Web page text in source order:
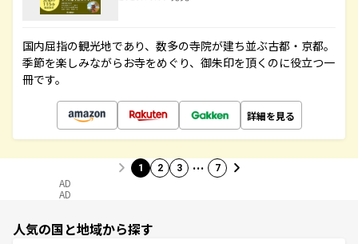
国内屈指の観光地であり、数多の寺院が建ち並ぶ古都・京都。
季節を楽しみながらお寺をめぐり、御朱印を頂くのに役立つ一
冊です。
詳細を見る
1 2 3 … 7
AD
AD
人気の国と地域から探す